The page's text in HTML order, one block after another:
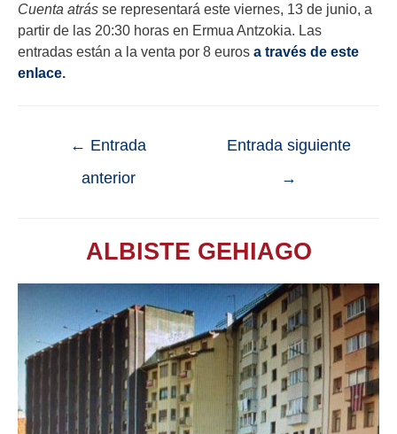
Cuenta atrás se representará este viernes, 13 de junio, a
partir de las 20:30 horas en Ermua Antzokia. Las
entradas están a la venta por 8 euros a través de este
enlace.
← Entrada
anterior
Entrada siguiente
→
ALBISTE GEHIAGO